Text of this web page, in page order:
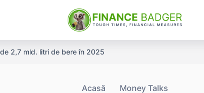
2,7 mld. litri de bere în 2025
Acasă Money Talks